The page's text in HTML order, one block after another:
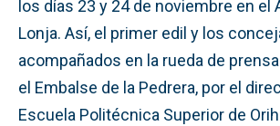
los días 23 y 24 de noviembre en el
Lonja. Así, el primer edil y los
acompañados en la rueda de
el Embalse de la Pedrera, por el
Escuela Politécnica Superior de